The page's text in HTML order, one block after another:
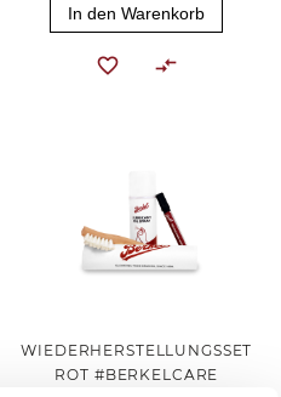
In den Warenkorb
WIEDERHERSTELLUNGSSET
ROT #BERKELCARE